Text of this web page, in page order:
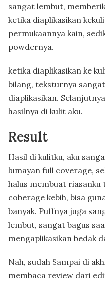
sangat lembut,
ketika diaplikasikan
permukaannya kain,
powdernya.
ketika diaplikasikan ke
bilang, teksturnya
diaplikasikan.
hasilnya di kulit aku.
Result
Hasil di kulitku, aku
lumayan full coverage,
halus membuat
coberage kebih, bisa
banyak. Puffnya juga
lembut, sangat bagus
mengaplikasikan bedak
Nah, sudah Sampai di
membaca review dari